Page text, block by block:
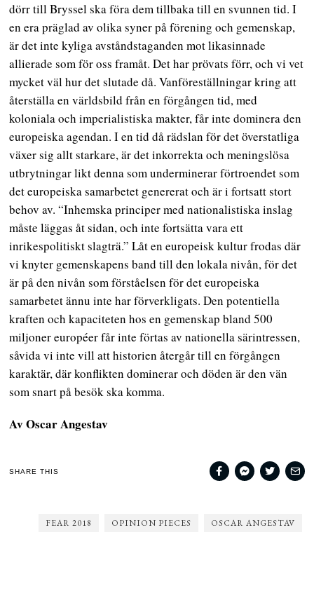
dörr till Bryssel ska föra dem tillbaka till en svunnen tid. I
en era präglad av olika syner på förening och gemenskap,
är det inte kyliga avståndstaganden mot likasinnade
allierade som för oss framåt. Det har prövats förr, och vi vet
mycket väl hur det slutade då. Vanföreställningar kring att
återställa en världsbild från en förgången tid, med
koloniala och imperialistiska makter, får inte dominera den
europeiska agendan. I en tid då rädslan för det överstatliga
växer sig allt starkare, är det inkorrekta och meningslösa
utbrytningar likt denna som underminerar förtroendet som
det europeiska samarbetet genererat och är i fortsatt stort
behov av. “Inhemska principer med nationalistiska inslag
måste läggas åt sidan, och inte fortsätta vara ett
inrikespolitiskt slagträ.” Låt en europeisk kultur frodas där
vi knyter gemenskapens band till den lokala nivån, för det
är på den nivån som förståelsen för det europeiska
samarbetet ännu inte har förverkligats. Den potentiella
kraften och kapaciteten hos en gemenskap bland 500
miljoner européer får inte förtas av nationella särintressen,
såvida vi inte vill att historien återgår till en förgången
karaktär, där konflikten dominerar och döden är den vän
som snart på besök ska komma.
Av Oscar Angestav
SHARE THIS
FEAR 2018 OPINION PIECES OSCAR ANGESTAV